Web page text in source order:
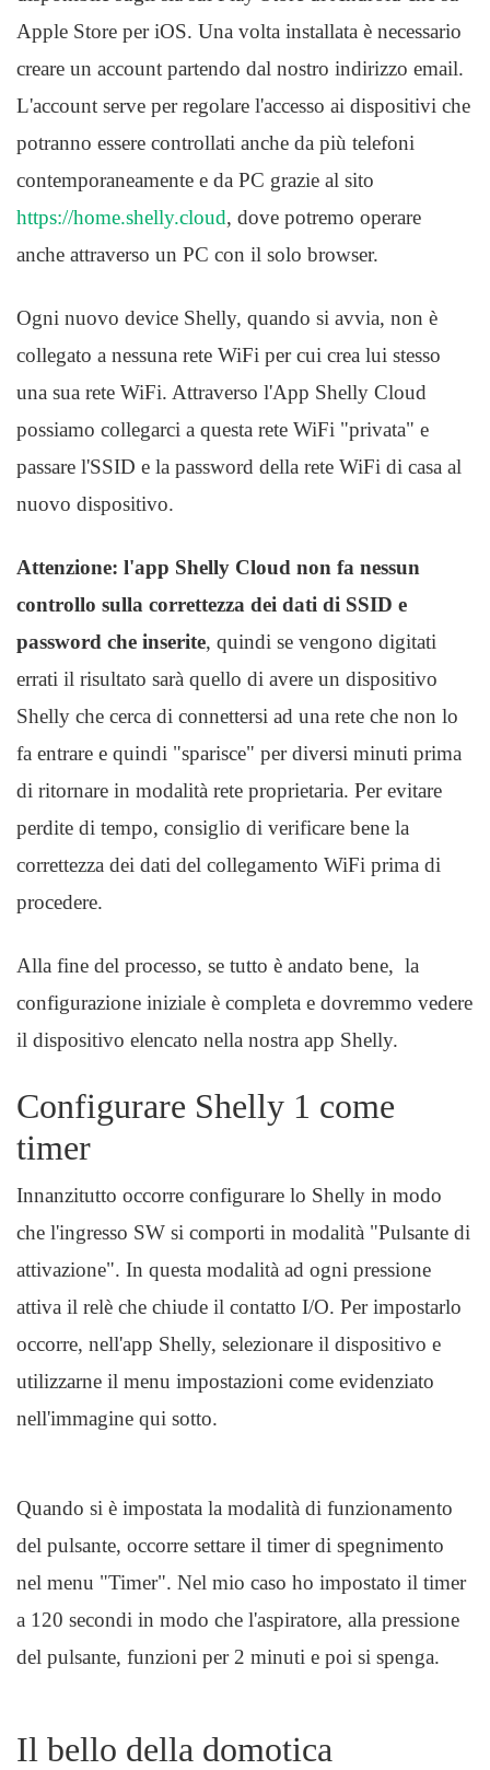
Apple Store per iOS. Una volta installata è necessario
creare un account partendo dal nostro indirizzo email.
L'account serve per regolare l'accesso ai dispositivi che
potranno essere controllati anche da più telefoni
contemporaneamente e da PC grazie al sito
https://home.shelly.cloud, dove potremo operare
anche attraverso un PC con il solo browser.
Ogni nuovo device Shelly, quando si avvia, non è
collegato a nessuna rete WiFi per cui crea lui stesso
una sua rete WiFi. Attraverso l'App Shelly Cloud
possiamo collegarci a questa rete WiFi "privata" e
passare l'SSID e la password della rete WiFi di casa al
nuovo dispositivo.
Attenzione: l'app Shelly Cloud non fa nessun
controllo sulla correttezza dei dati di SSID e
password che inserite, quindi se vengono digitati
errati il risultato sarà quello di avere un dispositivo
Shelly che cerca di connettersi ad una rete che non lo
fa entrare e quindi "sparisce" per diversi minuti prima
di ritornare in modalità rete proprietaria. Per evitare
perdite di tempo, consiglio di verificare bene la
correttezza dei dati del collegamento WiFi prima di
procedere.
Alla fine del processo, se tutto è andato bene, la
configurazione iniziale è completa e dovremmo vedere
il dispositivo elencato nella nostra app Shelly.
Configurare Shelly 1 come
timer
Innanzitutto occorre configurare lo Shelly in modo
che l'ingresso SW si comporti in modalità "Pulsante di
attivazione". In questa modalità ad ogni pressione
attiva il relè che chiude il contatto I/O. Per impostarlo
occorre, nell'app Shelly, selezionare il dispositivo e
utilizzarne il menu impostazioni come evidenziato
nell'immagine qui sotto.
Quando si è impostata la modalità di funzionamento
del pulsante, occorre settare il timer di spegnimento
nel menu "Timer". Nel mio caso ho impostato il timer
a 120 secondi in modo che l'aspiratore, alla pressione
del pulsante, funzioni per 2 minuti e poi si spenga.
Il bello della domotica